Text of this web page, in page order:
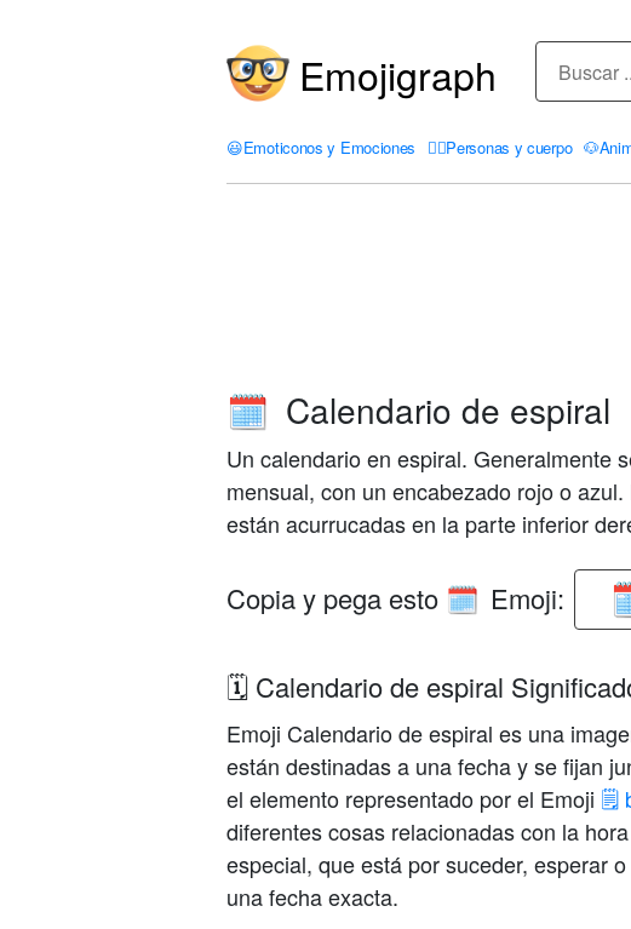
Emojigraph
😃Emoticonos y Emociones 🤦‍♀️Personas y cuerpo 🐶
🗓️ Calendario de espiral
Un calendario en espiral. Generalmente
mensual, con un encabezado rojo o
están acurrucadas en la parte inferior
Copia y pega esto 🗓️ Emoji:
🗓️ Calendario de espiral
Emoji Calendario de espiral es una
están destinadas a una fecha y se fijan
el elemento representado por el Emoji 🗒️
diferentes cosas relacionadas con la
especial, que está por suceder, esperar
una fecha exacta.